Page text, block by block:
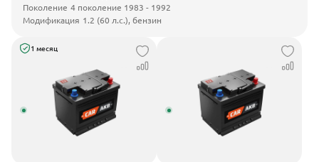
Поколение 4 поколение 1983 - 1992
Модификация 1.2 (60 л.с.), бензин
1 месяц